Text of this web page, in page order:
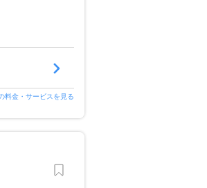
料金・サービスを見る